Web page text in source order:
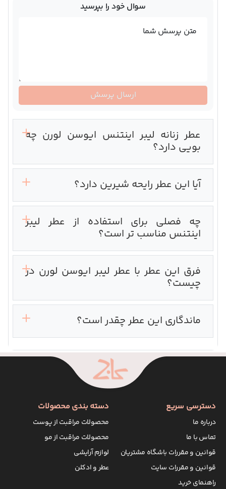
عطر زنانه لیبر اینتنس ایوسن لورن چه
بویی دارد؟‌
آیا این عطر رایحه شیرین دارد؟
چه فصلی برای استفاده از عطر لیبر
اینتنس مناسب تر است؟
فرق این عطر با عطر لیبر ایوسن لورن در
چیست؟
ماندگاری این عطر چقدر است؟
سوال خود را بپرسید
متن پرسش شما
ارسال پرسش
دسترسی سریع
درباره ما
تماس با ما
قوانین و مقررات باشگاه مشتریان
قوانین و مقررات سایت
راهنمای خرید
دسته بندی محصولات
محصولات مراقبت از پوست
محصولات مراقبت از مو
لوازم آرایشی
عطر و ادکلن